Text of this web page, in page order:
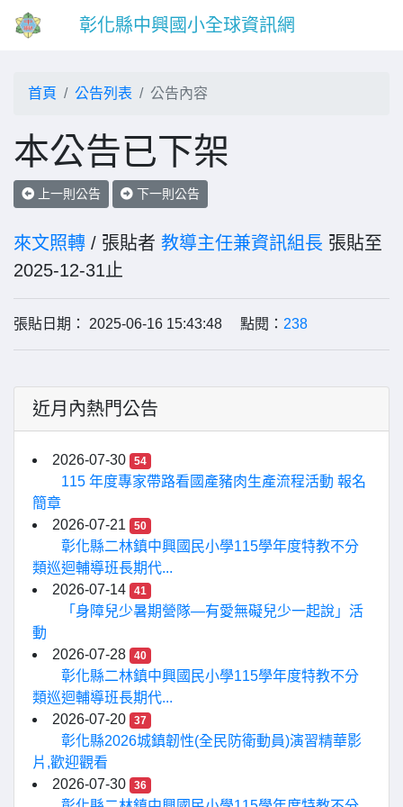
彰化縣中興國小全球資訊網
首頁 公告列表 公告內容
本公告已下架
上一則公告 下一則公告
來文照轉 / 張貼者 教導主任兼資訊組長 張貼至
2025-12-31止
張貼日期： 2025-06-16 15:43:48 點閱： 238
近月內熱門公告
2026-07-30 54
115 年度專家帶路看國產豬肉生產流程活動 報名
簡章
2026-07-21
50
彰化縣二林鎮中興國民小學115學年度特教不分
類巡迴輔導班長期代...
2026-07-14
41
「身障兒少暑期營隊—有愛無礙兒少一起說」活
動
2026-07-28
40
彰化縣二林鎮中興國民小學115學年度特教不分
類巡迴輔導班長期代...
2026-07-20
37
彰化縣2026城鎮韌性(全民防衛動員)演習精華影
片,歡迎觀看
2026-07-30
36